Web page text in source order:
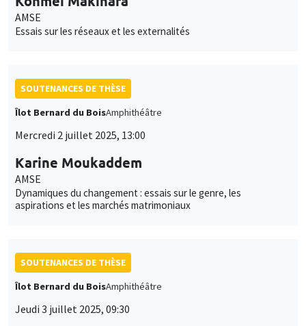
AMSE
Essais sur les réseaux et les externalités
SOUTENANCES DE THÈSE
Îlot Bernard du BoisAmphithéâtre
Mercredi 2 juillet 2025, 13:00
Karine Moukaddem
AMSE
Dynamiques du changement : essais sur le genre, les
aspirations et les marchés matrimoniaux
SOUTENANCES DE THÈSE
Îlot Bernard du BoisAmphithéâtre
Jeudi 3 juillet 2025, 09:30